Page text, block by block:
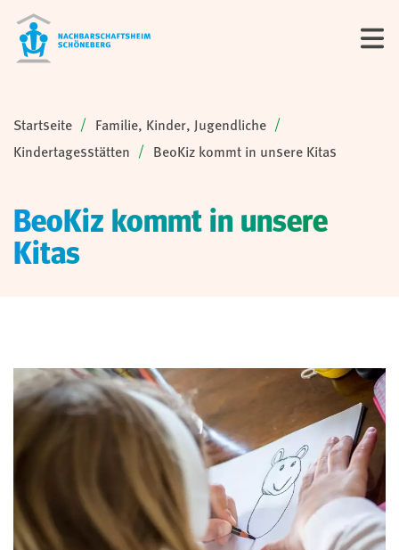
Sie sind hier:
Startseite
Familie, Kinder, Jugendliche
Kindertagesstätten
BeoKiz kommt in unsere Kitas
BeoKiz kommt in unsere
Kitas